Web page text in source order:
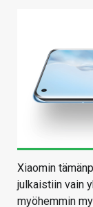
Xiaomin
julkaistiin vain
myöhemmin